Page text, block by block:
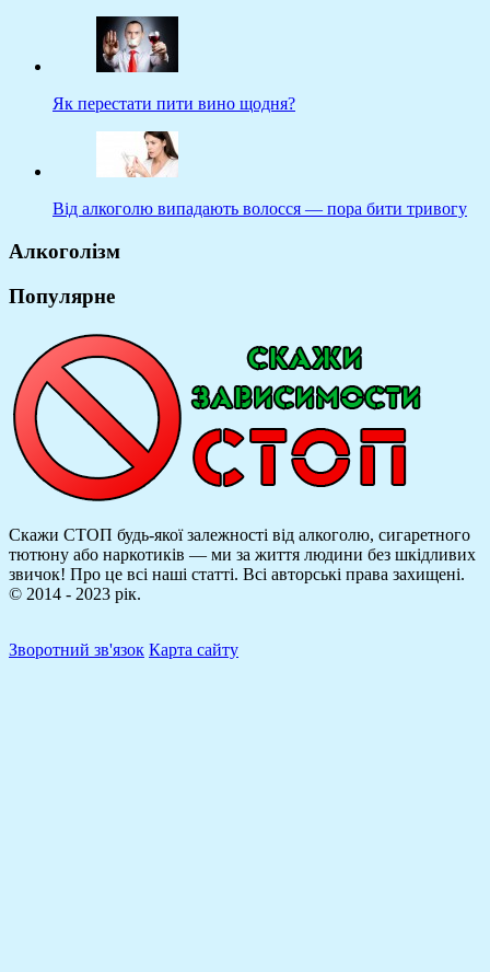
Як перестати пити вино щодня?
Від алкоголю випадають волосся — пора бити тривогу
Алкоголізм
Популярне
Скажи СТОП будь-якої залежності від алкоголю, сигаретного
тютюну або наркотиків — ми за життя людини без шкідливих
звичок! Про це всі наші статті. Всі авторські права захищені.
© 2014 - 2023 рік.
Зворотний зв'язок Карта сайту